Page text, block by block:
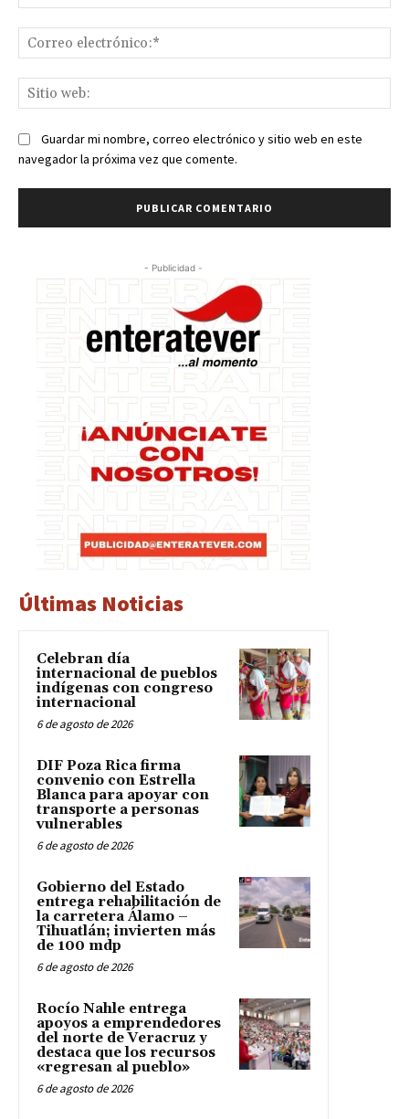
Guardar mi nombre, correo electrónico y sitio web en este
navegador la próxima vez que comente.
- Publicidad -
Últimas Noticias
Celebran día
internacional de pueblos
indígenas con congreso
internacional
6 de agosto de 2026
DIF Poza Rica firma
convenio con Estrella
Blanca para apoyar con
transporte a personas
vulnerables
6 de agosto de 2026
Gobierno del Estado
entrega rehabilitación de
la carretera Álamo –
Tihuatlán; invierten más
de 100 mdp
6 de agosto de 2026
Rocío Nahle entrega
apoyos a emprendedores
del norte de Veracruz y
destaca que los recursos
«regresan al pueblo»
6 de agosto de 2026